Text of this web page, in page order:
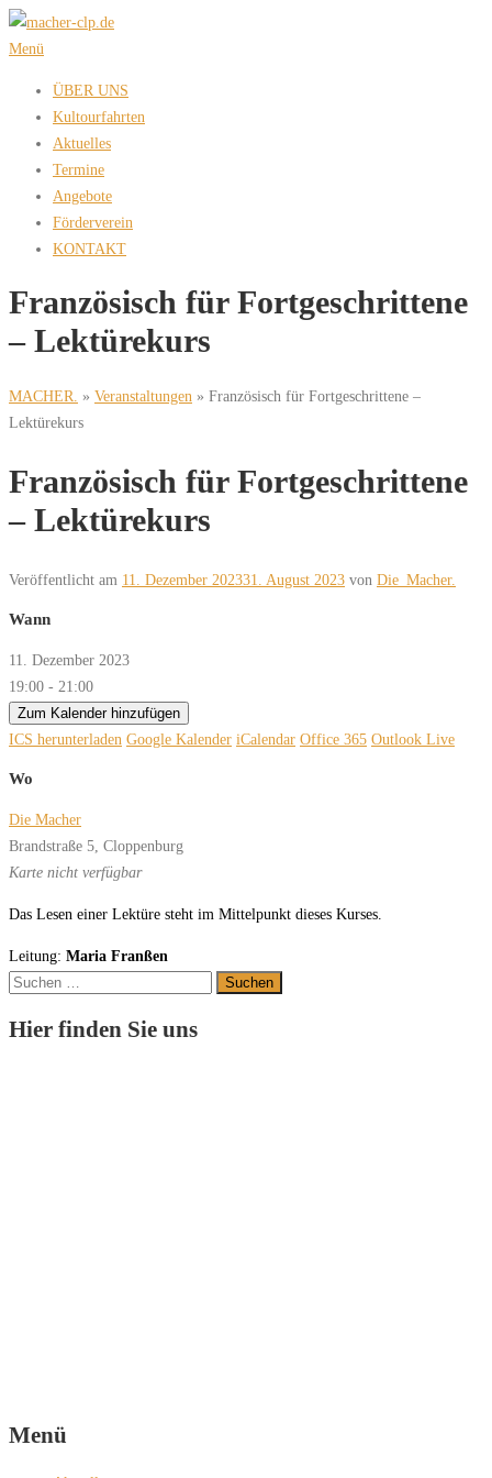
Zum
Inhalt
Menü
ÜBER UNS
Kultourfahrten
Aktuelles
Termine
Angebote
Förderverein
KONTAKT
Französisch für Fortgeschrittene
– Lektürekurs
MACHER. » Veranstaltungen » Französisch für Fortgeschrittene –
Lektürekurs
Französisch für Fortgeschrittene
– Lektürekurs
Veröffentlicht am 11. Dezember 202331. August 2023 von Die_Macher.
Wann
11. Dezember 2023
19:00 - 21:00
Zum Kalender hinzufügen
ICS herunterladen Google Kalender iCalendar Office 365 Outlook Live
Wo
Die Macher
Brandstraße 5, Cloppenburg
Karte nicht verfügbar
Das Lesen einer Lektüre steht im Mittelpunkt dieses Kurses.
Leitung: Maria Franßen
Suchen
Hier finden Sie uns
Menü